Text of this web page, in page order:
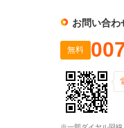
お問い合わ
無料